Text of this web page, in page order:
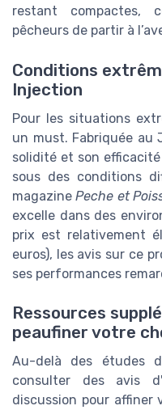
restant compactes,
pêcheurs de partir à
Conditions
Injection
Pour les situations
un must. Fabriquée au
solidité et son
sous des conditions
magazinePeche et
excelle dans des
prix est relativement
euros), les avis sur ce
ses performances
Ressources
peaufiner votre
Au-delà des études
consulter des avis
discussion pour affiner